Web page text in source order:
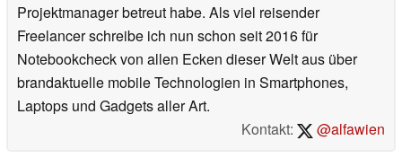
Projektmanager betreut habe. Als viel reisender
Freelancer schreibe ich nun schon seit 2016 für
Notebookcheck von allen Ecken dieser Welt aus über
brandaktuelle mobile Technologien in Smartphones,
Laptops und Gadgets aller Art.
Kontakt:
@alfawien